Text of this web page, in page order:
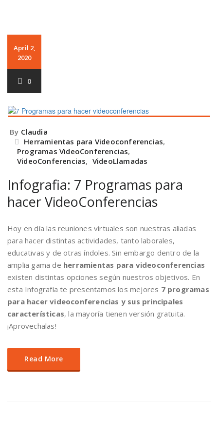
April 2,
2020
0
By Claudia
Herramientas para Videoconferencias,
Programas VideoConferencias,
VideoConferencias, VideoLlamadas
Infografia: 7 Programas para
hacer VideoConferencias
Hoy en día las reuniones virtuales son nuestras aliadas
para hacer distintas actividades, tanto laborales,
educativas y de otras índoles. Sin embargo dentro de la
amplia gama de herramientas para videoconferencias
existen distintas opciones según nuestros objetivos. En
esta Infografia te presentamos los mejores 7 programas
para hacer videoconferencias y sus principales
características, la mayoría tienen versión gratuita.
¡Aprovechalas!
Read More